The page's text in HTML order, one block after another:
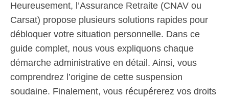
Heureusement, l’Assurance Retraite (CNAV ou
Carsat) propose plusieurs solutions rapides pour
débloquer votre situation personnelle. Dans ce
guide complet, nous vous expliquons chaque
démarche administrative en détail. Ainsi, vous
comprendrez l’origine de cette suspension
soudaine. Finalement, vous récupérerez vos droits